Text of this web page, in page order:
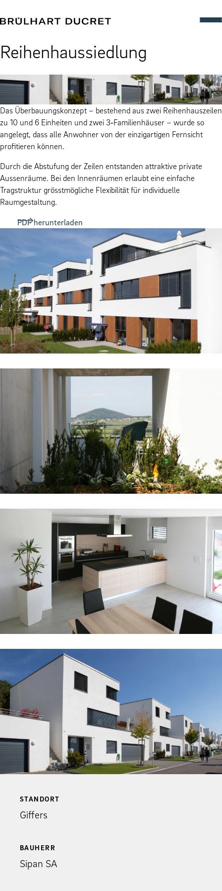
Rei­hen­haussied­lung
Das Über­bau­ungskonzept – beste­hend aus zwei Rei­hen­hauszeilen
zu 10 und 6 Ein­heit­en und zwei 3‑Familienhäuser – wurde so
angelegt, dass alle Anwohn­er von der einzi­gar­ti­gen Fern­sicht
prof­i­tieren kön­nen.
Durch die Abstu­fung der Zeilen ent­standen attrak­tive pri­vate
Aussen­räume. Bei den Innen­räu­men erlaubt eine ein­fache
Tragstruk­tur grösst­mögliche Flex­i­bil­ität für indi­vidu­elle
Raumgestaltung.
PDF herunterladen
STANDORT
Giffers
BAUHERR
Sipan SA